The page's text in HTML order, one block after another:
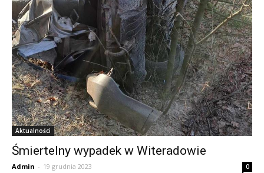
Aktualności
Śmiertelny wypadek w Witeradowie
Admin - 19 grudnia 2023 0